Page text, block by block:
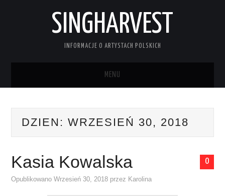
SINGHARVEST
INFORMACJE O ARTYSTACH POLSKICH
MENU
KONTAKT
DZIEN:WRZESIEŃ 30, 2018
0
Kasia Kowalska
OpublikowanoWrzesień 30, 2018 przez Karolina